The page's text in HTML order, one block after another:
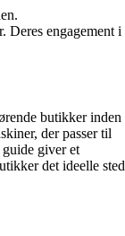
Deres engagement i
butikker inden
der passer til
giver et
det ideelle sted